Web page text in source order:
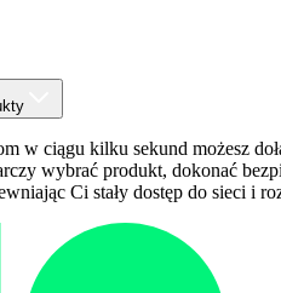
w ciągu kilku sekund możesz
wybrać produkt, dokonać
Ci stały dostęp do sieci i